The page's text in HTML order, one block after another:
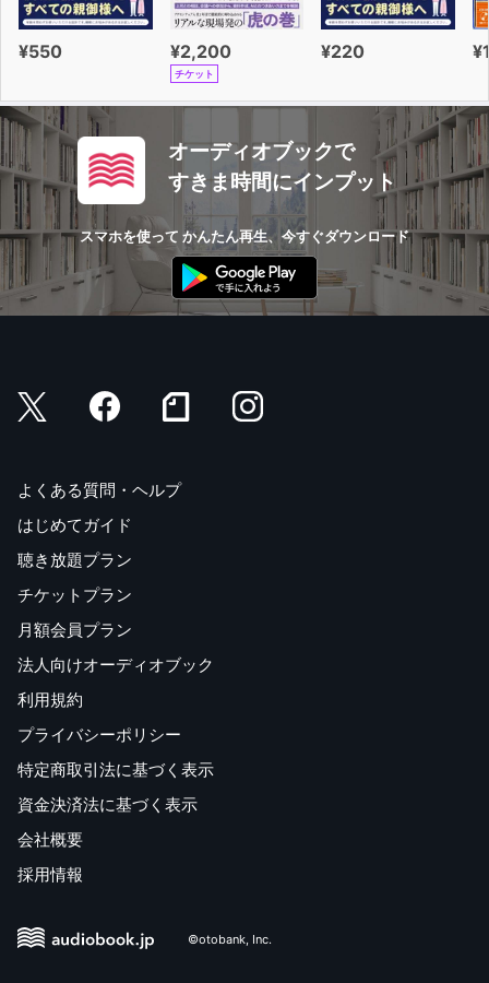
¥550 ¥2,200
チケット
¥220
オーディオブックで
すきま時間にインプット
スマホを使って かんたん再生、今すぐダウンロード
よくある質問・ヘルプ
はじめてガイド
聴き放題プラン
チケットプラン
月額会員プラン
法人向けオーディオブック
利用規約
プライバシーポリシー
特定商取引法に基づく表示
資金決済法に基づく表示
会社概要
採用情報
©otobank, Inc.